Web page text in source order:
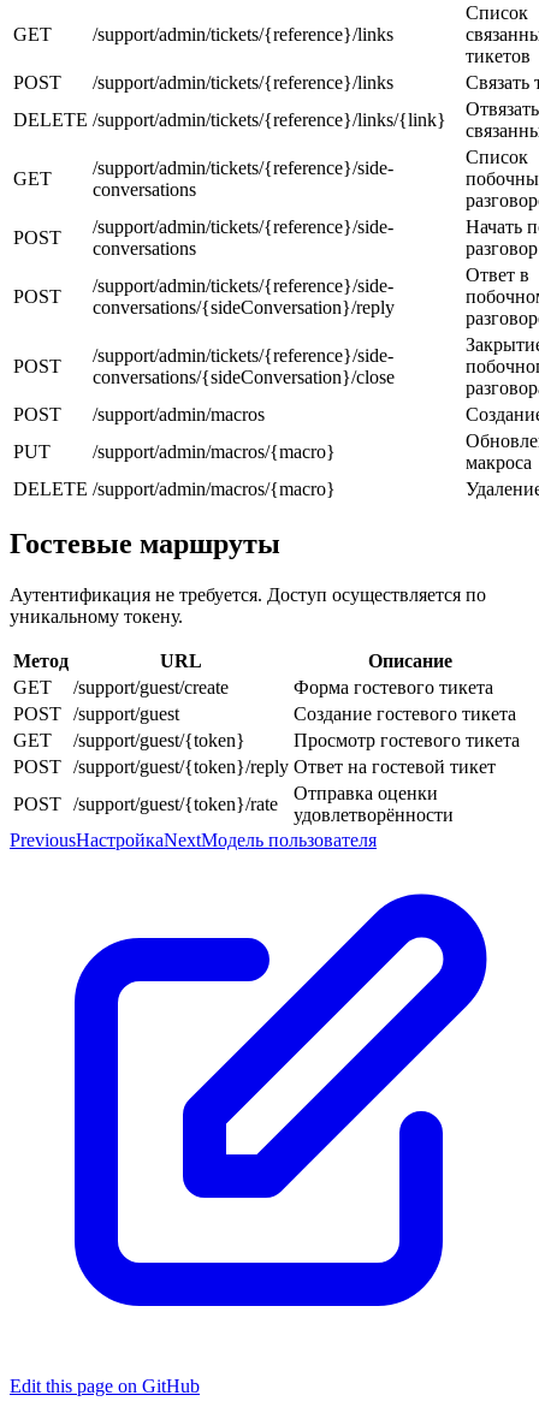
GET /support/admin/tickets/{reference}/links
Список
тикетов
POST
/support/admin/tickets/{reference}/links
Связать
DELETE /support/admin/tickets/{reference}/links/{link}
Отвязать
GET
/support/admin/tickets/{reference}/side-
conversations
Список
POST
/support/admin/tickets/{reference}/side-
conversations
Начать
разговор
POST
/support/admin/tickets/{reference}/side-
conversations/{sideConversation}/reply
Ответ в
POST
/support/admin/tickets/{reference}/side-
conversations/{sideConversation}/close
POST
/support/admin/macros
PUT
/support/admin/macros/{macro}
макроса
DELETE /support/admin/macros/{macro}
Гостевые маршруты
Аутентификация не требуется. Доступ осуществляется по
уникальному токену.
Метод URL
Описание
GET
/support/guest/create
Форма гостевого тикета
POST /support/guest
Создание гостевого тикета
GET
/support/guest/{token}
Просмотр гостевого тикета
POST /support/guest/{token}/reply Ответ на гостевой тикет
POST /support/guest/{token}/rate
Отправка оценки
удовлетворённости
PreviousНастройкаNextМодель пользователя
Edit this page on GitHub